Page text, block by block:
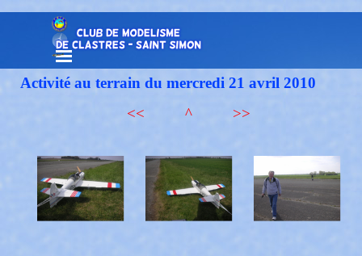
Sauter le menu
Activité au terrain du mercredi 21 avril 2010
<<
^ >>